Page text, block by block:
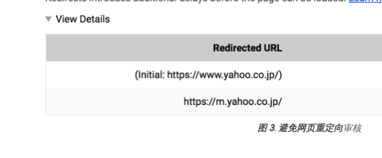
图 3.避免网页重定向审核